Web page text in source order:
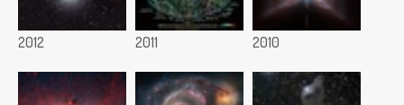
2012 2011 2010